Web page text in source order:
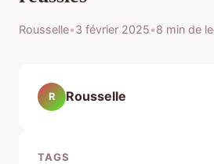
Rousselle•3 février 2025•8 min de
R Rousselle
TAGS